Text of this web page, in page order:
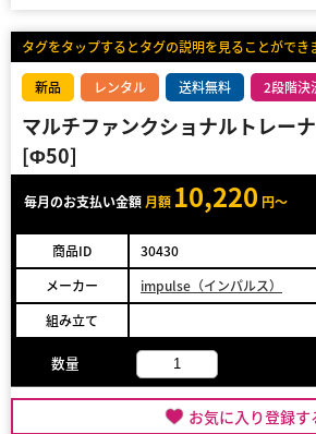
タグをタップするとタグの説明を見ることができ
新品 レンタル 送料無料 2段階決
マルチファンクショナルトレー
[Φ50]
毎月のお支払い金額月額 10,220 円～
商品ID
30430
メーカー
impulse（インパルス）
組み立て
数量
お気に入り登録す